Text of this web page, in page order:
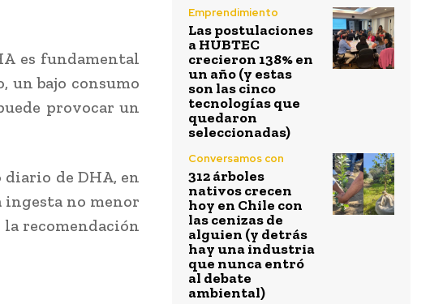
es fundamental
un bajo consumo
provocar un
diario de DHA, en
ingesta no menor
la recomendación
Emprendimiento
Las postulaciones
a HUBTEC
crecieron 138% en
un año (y estas
son las cinco
tecnologías que
quedaron
seleccionadas)
Conversamos con
312 árboles
nativos crecen
hoy en Chile con
las cenizas de
alguien (y detrás
hay una industria
que nunca entró
al debate
ambiental)